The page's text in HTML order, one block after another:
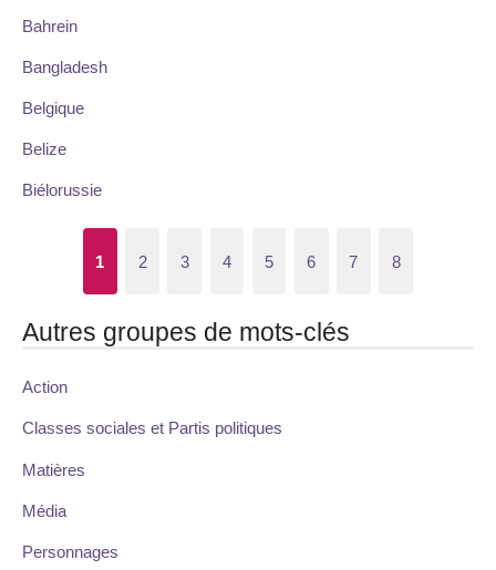
Bahrein
Bangladesh
Belgique
Belize
Biélorussie
1 2 3 4 5 6 7 8
Autres groupes de mots-clés
Action
Classes sociales et Partis politiques
Matières
Média
Personnages